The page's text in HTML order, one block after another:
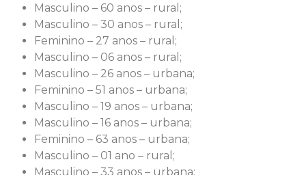
Masculino – 60 anos – rural;
Masculino – 30 anos – rural;
Feminino – 27 anos – rural;
Masculino – 06 anos – rural;
Masculino – 26 anos – urbana;
Feminino – 51 anos – urbana;
Masculino – 19 anos – urbana;
Masculino – 16 anos – urbana;
Feminino – 63 anos – urbana;
Masculino – 01 ano – rural;
Masculino – 33 anos – urbana;